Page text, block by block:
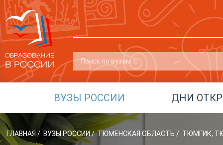
ВУЗЫ РОССИИ ДНИ
ГЛАВНАЯ / ВУЗЫ РОССИИ/ ТЮМЕНСКАЯ ОБЛАСТЬ / ТЮМГИК,